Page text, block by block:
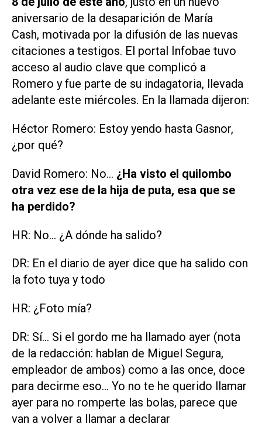
aniversario de la desaparición de María
Cash, motivada por la difusión de las nuevas
citaciones a testigos. El portal Infobae tuvo
acceso al audio clave que complicó a
Romero y fue parte de su indagatoria, llevada
adelante este miércoles. En la llamada dijeron:
Héctor Romero: Estoy yendo hasta Gasnor,
¿por qué?
David Romero: No… ¿Ha visto el quilombo
otra vez ese de la hija de puta, esa que se
ha perdido?
HR: No… ¿A dónde ha salido?
DR: En el diario de ayer dice que ha salido con
la foto tuya y todo
HR: ¿Foto mía?
DR: Sí... Si el gordo me ha llamado ayer (nota
de la redacción: hablan de Miguel Segura,
empleador de ambos) como a las once, doce
para decirme eso... Yo no te he querido llamar
ayer para no romperte las bolas, parece que
van a volver a llamar a declarar